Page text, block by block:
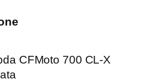
CFMoto 700 CL-X